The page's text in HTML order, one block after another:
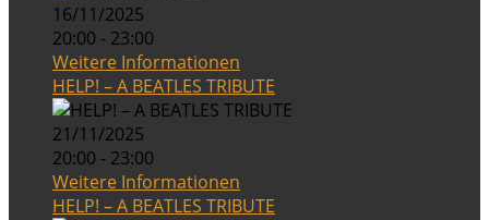
16/11/2025
20:00 - 23:00
Weitere Informationen
HELP! – A BEATLES TRIBUTE
21/11/2025
20:00 - 23:00
Weitere Informationen
HELP! – A BEATLES TRIBUTE